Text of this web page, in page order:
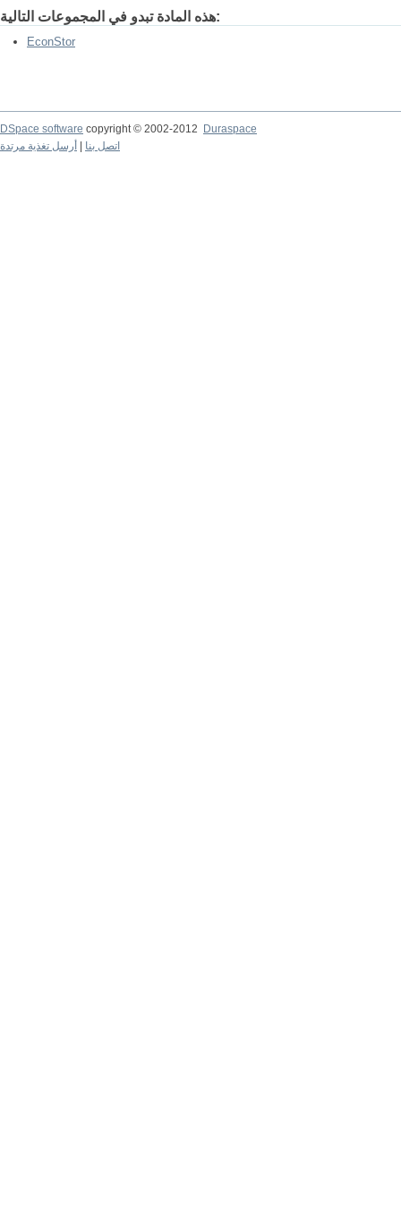
هذه المادة تبدو في المجموعات التالية:
EconStor
DSpace software copyright © 2002-2012
Duraspace
اتصل بنا
أرسل تغذية مرتدة